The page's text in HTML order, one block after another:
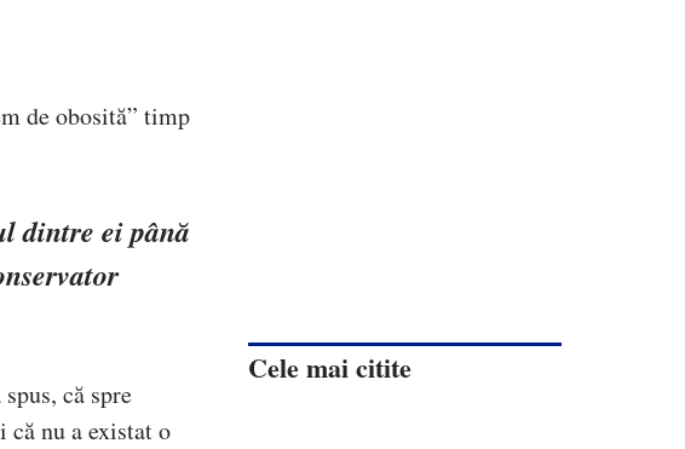
de obosită” timp
dintre ei până
că spre
că nu a existat o
Cele mai citite